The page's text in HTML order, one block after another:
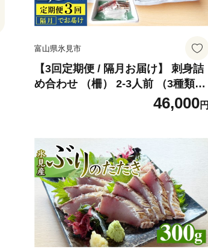
富山県氷見市
【3回定期便 / 隔月お届け】 刺身詰
め合わせ （柵） 2-3人前 （3種類）
46,000円